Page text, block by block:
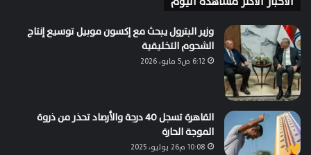
وزير البترول يبحث مع إكسون موبيل توسيع إنتاج
الشحوم التخليقية
6:12 ص5 مايو، 2026
القاهرة تسجل 40 درجة والأرصاد تحذر من ذروة
الموجة الحارة
10:08 م26 يوليو، 2025